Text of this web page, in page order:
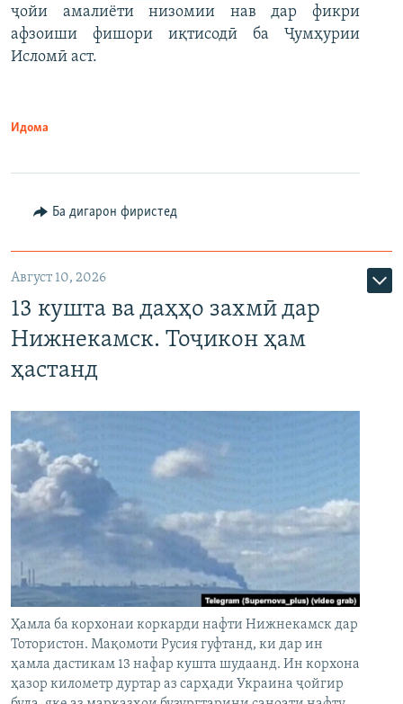
ҷойи амалиёти низомии нав дар фикри
афзоиши фишори иқтисодӣ ба Ҷумҳурии
Исломӣ аст.
Идома
Ба дигарон фиристед
Август 10, 2026
13 кушта ва даҳҳо захмӣ дар
Нижнекамск. Тоҷикон ҳам
ҳастанд
Ҳамла ба корхонаи коркарди нафти Нижнекамск дар
Тотористон. Мақомоти Русия гуфтанд, ки дар ин
ҳамла дастикам 13 нафар кушта шудаанд. Ин корхона
ҳазор километр дуртар аз сарҳади Украина ҷойгир